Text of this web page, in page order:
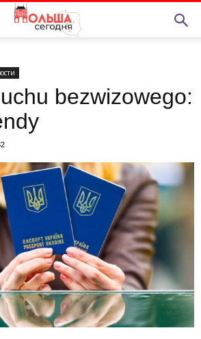
bezwizowego: